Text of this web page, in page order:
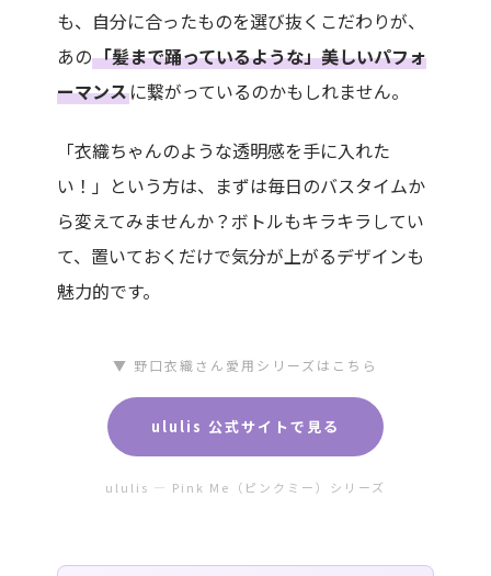
も、自分に合ったものを選び抜くこだわりが、
あの「髪まで踊っているような」美しいパフォ
ーマンスに繋がっているのかもしれません。
「衣織ちゃんのような透明感を手に入れた
い！」という方は、まずは毎日のバスタイムか
ら変えてみませんか？ボトルもキラキラしてい
て、置いておくだけで気分が上がるデザインも
魅力的です。
▼ 野口衣織さん愛用シリーズはこちら
ululis 公式サイトで見る
ululis — Pink Me（ピンクミー）シリーズ